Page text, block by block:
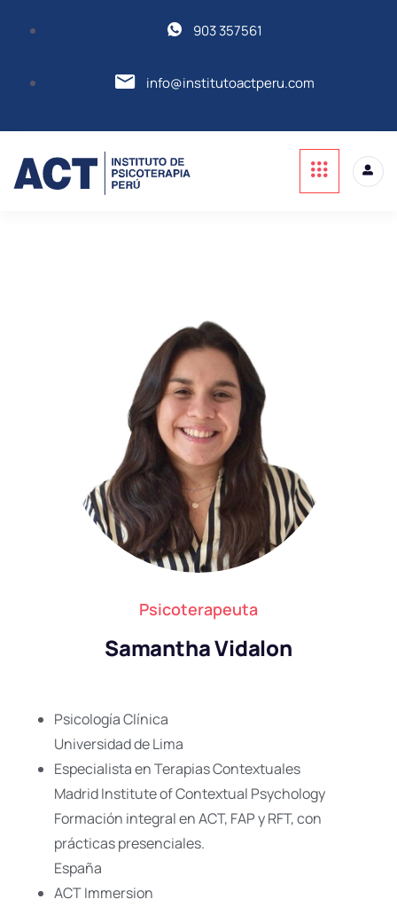
903 357561
info@institutoactperu.com
Psicoterapeuta
Samantha Vidalon
Psicología Clínica
Universidad de Lima
Especialista en Terapias Contextuales
Madrid Institute of Contextual Psychology
Formación integral en ACT, FAP y RFT, con
prácticas presenciales.
España
ACT Immersion